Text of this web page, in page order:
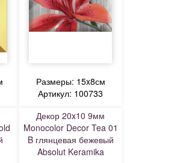
Размеры: 15x8см
Артикул: 100733
Декор 20x10 9мм
Monocolor Decor Tea 01
B глянцевая бежевый
Absolut Keramika